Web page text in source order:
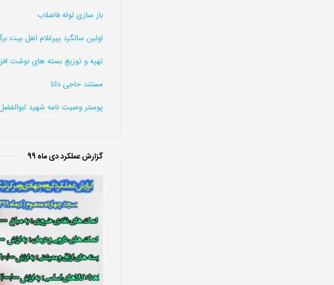
باز سازی لوله فاضلاب
اولین سالگرد پیرغلام اهل بیت
تهیه و توزیع بسته های نوشت
مستند حاجی دانا
پوستر وصیت نامه شهید
گزارش عملکرد دی ماه 99